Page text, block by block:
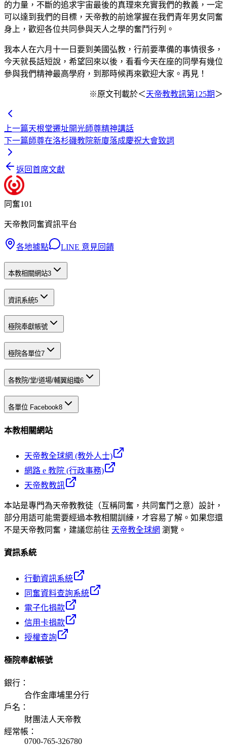
的力量，不斷的追求宇宙最後的真理來充實我們的教義，一定
可以達到我們的目標，天帝教的前途掌握在我們青年男女同奮
身上，歡迎各位共同參與天人之學的奮鬥行列。
我本人在六月十一日要到美國弘教，行前要準備的事情很多，
今天就長話短說，希望回來以後，看看今天在座的同學有幾位
參與我們精神最高學府，到那時候再來歡迎大家。再見！
※原文刊載於＜天帝教教訊第125期 ＞
上一篇天根堂遷址開光師尊精神講話
下一篇師尊在洛杉磯教院新廈落成慶祝大會致詞
返回首席文獻
同奮101
天帝教同奮資訊平台
各地據點 LINE 意見回饋
本教相關網站3
資訊系統5
極院奉獻帳號
極院各單位7
各教院/堂/道場/輔翼組織6
各單位 Facebook8
本教相關網站
天帝教全球網 (教外人士)
網路 e 教院 (行政事務)
天帝教教訊
本站是專門為天帝教教徒（互稱同奮，共同奮鬥之意）設計，
部分用語可能需要經過本教相關訓練，才容易了解。如果您還
不是天帝教同奮，建議您前往 天帝教全球網 瀏覽。
資訊系統
行動資訊系統
同奮資料查詢系統
電子化捐款
信用卡捐款
授權查詢
極院奉獻帳號
銀行 ：
合作金庫埔里分行
戶名 ：
財團法人天帝教
經常帳 ：
0700-765-326780